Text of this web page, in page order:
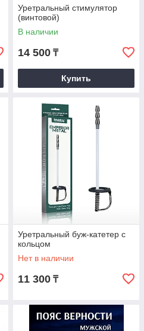
Уретральный стимулятор
(винтовой)
В наличии
14 500 ₸
Купить
Уретральный буж-катетер с
кольцом
Нет в наличии
11 300 ₸